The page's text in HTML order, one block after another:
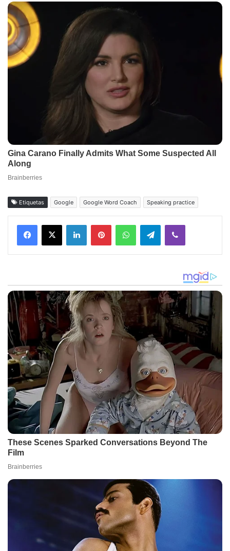
Etiquetas Google Google Word Coach Speaking practice
Facebook
X LinkedInPinterestWhatsAppTelegramViber